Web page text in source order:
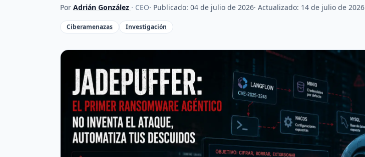
Por Adrián González · CEO· Publicado: 04 de julio de 2026· Actualizado: 14 de julio de 2026
Ciberamenazas Investigación